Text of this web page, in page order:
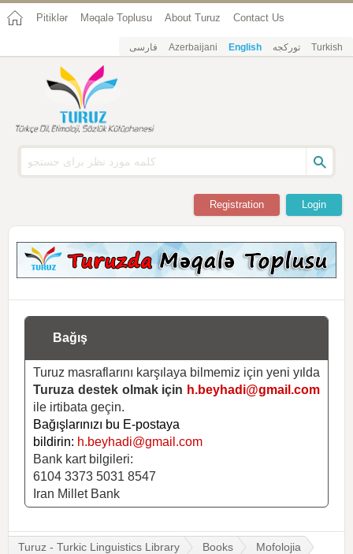
Pitiklər Məqalə Toplusu About Turuz Contact Us
فارسی Azerbaijani English تورکجه Turkish
Login
Registration
Bağış
Turuz masraflarını karşılaya bilmemiz için yeni yılda
Turuza destek olmak için h.beyhadi@gmail.com
ile irtibata geçin.
Bağışlarınızı bu E-postaya
bildirin: h.beyhadi@gmail.com
Bank kart bilgileri:
6104 3373 5031 8547
Iran Millet Bank
Turuz - Turkic Linguistics Library Books Mofolojia